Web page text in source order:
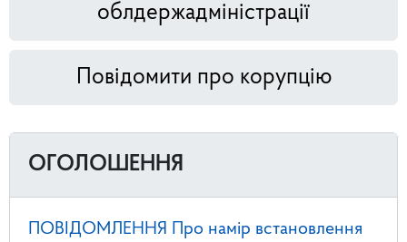
облдержадміністрації
Повідомити про корупцію
ОГОЛОШЕННЯ
ПОВІДОМЛЕННЯ Про намір встановлення